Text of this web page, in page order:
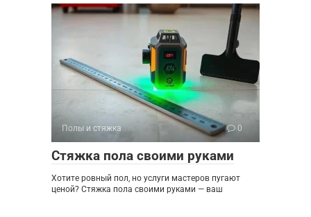
Полы и стяжка 0
Стяжка пола своими руками
Хотите ровный пол, но услуги мастеров пугают
ценой? Стяжка пола своими руками — ваш